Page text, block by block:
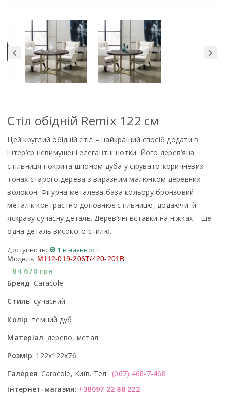
Стiл обiднiй Remix 122 см
Цей круглий обідній стіл – найкращий спосіб додати в
інтер’єр невимушені елегантні нотки. Його дерев’яна
стільниця покрита шпоном дуба у сірувато-коричневих
тонах старого дерева з виразним малюнком деревних
волокон. Фігурна металева база кольору бронзовий
металік контрастно доповнює стільницю, додаючи їй
яскраву сучасну деталь. Дерев’яні вставки на ніжках – ще
одна деталь високого стилю.
Доступність: 1 в наявності
Модель: M112-019-206T/420-201B
84 670 грн
Бренд:Caracole
Стиль: сучасний
Колір: темний дуб
Матеріал: дерево, метал
Розмір: 122x122x76
Галерея: Caracole, Київ. Тел.: (067) 468-7-468
Інтернет-магазин: +38097 22 88 222